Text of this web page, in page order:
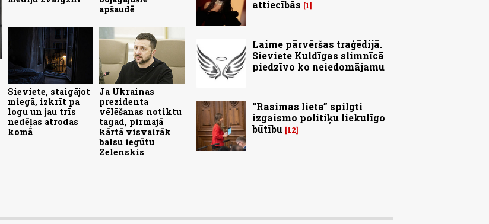
apšaudē
Sieviete, staigājot
miegā, izkrīt pa
logu un jau trīs
nedēļas atrodas
komā
Ja Ukrainas
prezidenta
vēlēšanas notiktu
tagad, pirmajā
kārtā visvairāk
balsu iegūtu
Zelenskis
attiecībās
1
Laime pārvēršas traģēdijā.
Sieviete Kuldīgas slimnīcā
piedzīvo ko neiedomājamu
“Rasimas lieta” spilgti
izgaismo politiķu liekulīgo
būtību 12